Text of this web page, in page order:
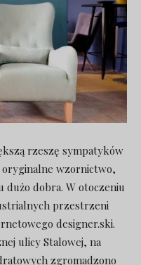
rzeszę sympatyków
oryginalne wzornictwo,
dużo dobra. W otoczeniu
przestrzeni
designer.ski.
ulicy Stalowej, na
zgromadzono